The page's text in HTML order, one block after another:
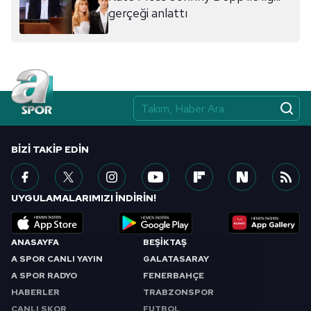
almak için lütfentıklayınız.
gerçeği anlattı
ANASAYFA
A SPOR CANLI YAYIN
A SPOR RADYO
HABERLER
BEŞİKTAŞ
GALATASARAY
FENERBAHÇE
TRABZONSPOR
BIZI TAKIP EDIN
UYGULAMALARIMIZI İNDİRİN!